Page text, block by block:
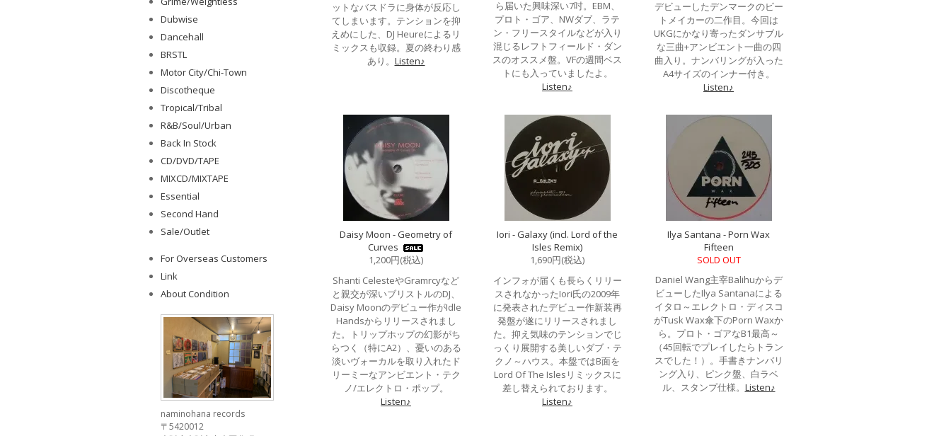
ットなバスドラに身体が反応し
てしまいます。テンションを抑
えめにした、DJ Heureによるリ
ミックスも収録。夏の終わり感
あり。 Listen♪
ら届いた興味深い7吋。EBM、
プロト・ゴア、NWダブ、ラテ
ン・フリースタイルなどが入り
混じるレフトフィールド・ダン
スのオススメ盤。VFの週間ベス
トにも入っていましたよ。
Listen♪
デビューしたデンマークのビー
トメイカーの二作目。今回は
UKGにかなり寄ったダンサブル
な三曲+アンビエント一曲の四
曲入り。ナンバリングが入った
A4サイズのインナー付き。
Listen♪
Daisy Moon - Geometry of
Curves
1,200円(税込)
Shanti CelesteやGramrcyなど
と親交が深いブリストルのDJ、
Daisy Moonのデビュー作がIdle
Handsからリリースされまし
た。トリップホップの幻影がち
らつく（特にA2）、憂いのある
淡いヴォーカルを取り入れたド
リーミーなアンビエント・テク
ノ/エレクトロ・ポップ。
Listen♪
Iori - Galaxy (incl. Lord of the
Isles Remix)
1,690円(税込)
インフォが届くも長らくリリー
スされなかったIori氏の2009年
に発表されたデビュー作新装再
発盤が遂にリリースされまし
た。抑え気味のテンションでじ
っくり展開する美しいダブ・テ
クノ～ハウス。本盤ではB面を
Lord Of The Islesリミックスに
差し替えられております。
Listen♪
Ilya Santana - Porn Wax
Fifteen
SOLD OUT
Daniel Wang主宰Balihuからデ
ビューしたIlya Santanaによる
イタロ～エレクトロ・ディスコ
がTusk Wax傘下のPorn Waxか
ら。プロト・ゴアなB1最高～
（45回転でプレイしたらトラン
スでした！）。手書きナンバリ
ング入り、ピンク盤、白ラベ
ル、スタンプ仕様。 Listen♪
Dubwise
Dancehall
BRSTL
Motor City/Chi-Town
Discotheque
Tropical/Tribal
R&B/Soul/Urban
Back In Stock
CD/DVD/TAPE
MIXCD/MIXTAPE
Essential
Second Hand
Sale/Outlet
For Overseas Customers
Link
About Condition
naminohana records
〒5420012